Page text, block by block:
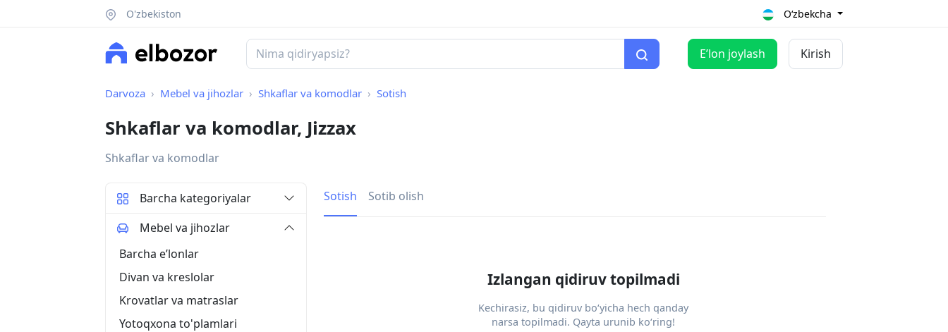
O'zbekiston O‘zbekcha
Eʼlon joylash Kirish
Darvoza Mebel va jihozlar Shkaflar va komodlar Sotish
Shkaflar va komodlar, Jizzax
Shkaflar va komodlar
Sotish Sotib olish
Izlangan qidiruv topilmadi
Kechirasiz, bu qidiruv bo‘yicha hech qanday
narsa topilmadi. Qayta urunib ko‘ring!
Barcha kategoriyalar
Mebel va jihozlar
Barcha eʼlonlar
Divan va kreslolar
Krovatlar va matraslar
Yotoqxona to'plamlari